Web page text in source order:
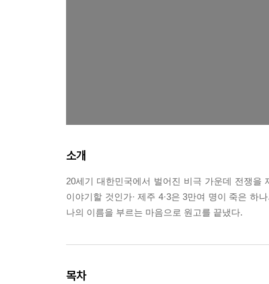
소개
20세기 대한민국에서 벌어진 비극 가운데 전쟁을
이야기할 것인가· 제주 4·3은 3만여 명이 죽은 하
나의 이름을 부르는 마음으로 원고를 끝냈다.
목차